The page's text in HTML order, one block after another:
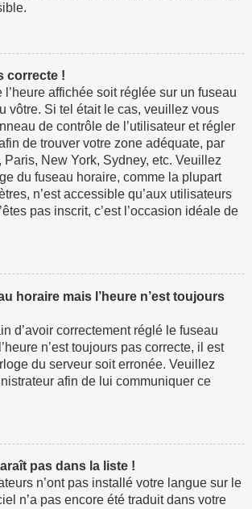
correcte !
l’heure affichée soit réglée sur un fuseau
vôtre. Si tel était le cas, veuillez vous
de contrôle de l’utilisateur et régler
de trouver votre zone adéquate, par
New York, Sydney, etc. Veuillez
du fuseau horaire, comme la plupart
n’est accessible qu’aux utilisateurs
pas inscrit, c’est l’occasion idéale de
horaire mais l’heure n’est toujours
d’avoir correctement réglé le fuseau
n’est toujours pas correcte, il est
du serveur soit erronée. Veuillez
afin de lui communiquer ce
pas dans la liste !
n’ont pas installé votre langue sur le
n’a pas encore été traduit dans votre